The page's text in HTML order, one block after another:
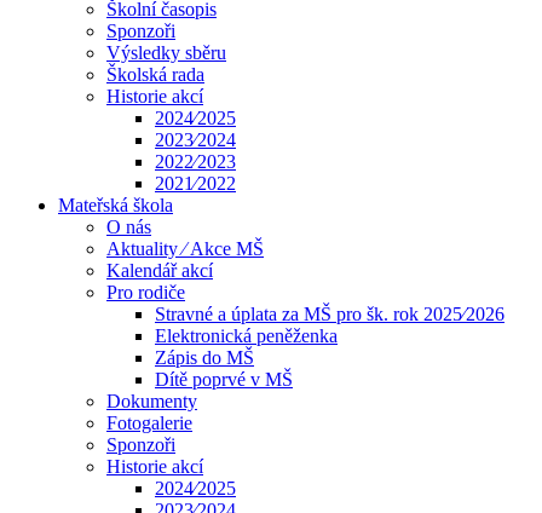
Školní časopis
Sponzoři
Výsledky sběru
Školská rada
Historie akcí
2024⁄2025
2023⁄2024
2022⁄2023
2021⁄2022
Mateřská škola
O nás
Aktuality ⁄ Akce MŠ
Kalendář akcí
Pro rodiče
Stravné a úplata za MŠ pro šk. rok 2025⁄2026
Elektronická peněženka
Zápis do MŠ
Dítě poprvé v MŠ
Dokumenty
Fotogalerie
Sponzoři
Historie akcí
2024⁄2025